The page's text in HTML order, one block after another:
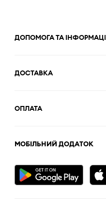
ДОПОМОГА ТА
ДОСТАВКА
ОПЛАТА
МОБІЛЬНИЙ ДОДАТОК